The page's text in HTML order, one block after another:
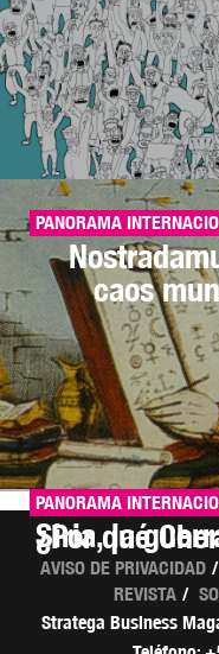
PANORAMA
caos
PANORAMA
Siria, la
PANORAMA
¿Por qué
AVISO DE PRIVACIDAD
REVISTA
Stratega Business